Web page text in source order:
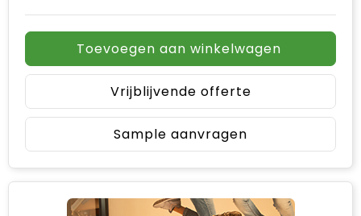
Toevoegen aan winkelwagen
Vrijblijvende offerte
Sample aanvragen